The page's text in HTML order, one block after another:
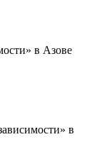
в Азове
в